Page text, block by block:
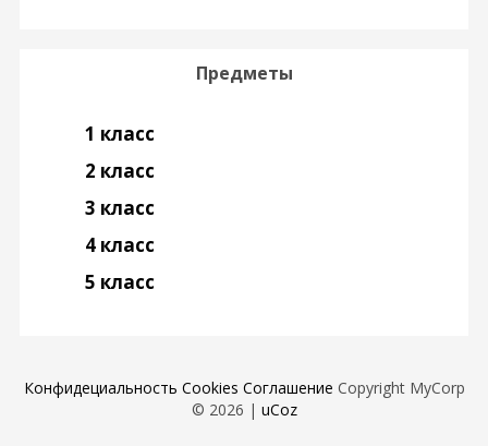
Предметы
1 класс
2 класс
3 класс
4 класс
5 класс
Конфидециальность Cookies Соглашение Copyright MyCorp
© 2026 | uCoz